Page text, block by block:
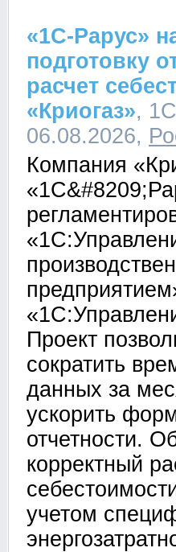
«1С-Рарус»
подготовку
расчет
«Криогаз»,
06.08.2026,
Компания
Проект
сократить
данных за
ускорить
отчетности.
корректный
учетом